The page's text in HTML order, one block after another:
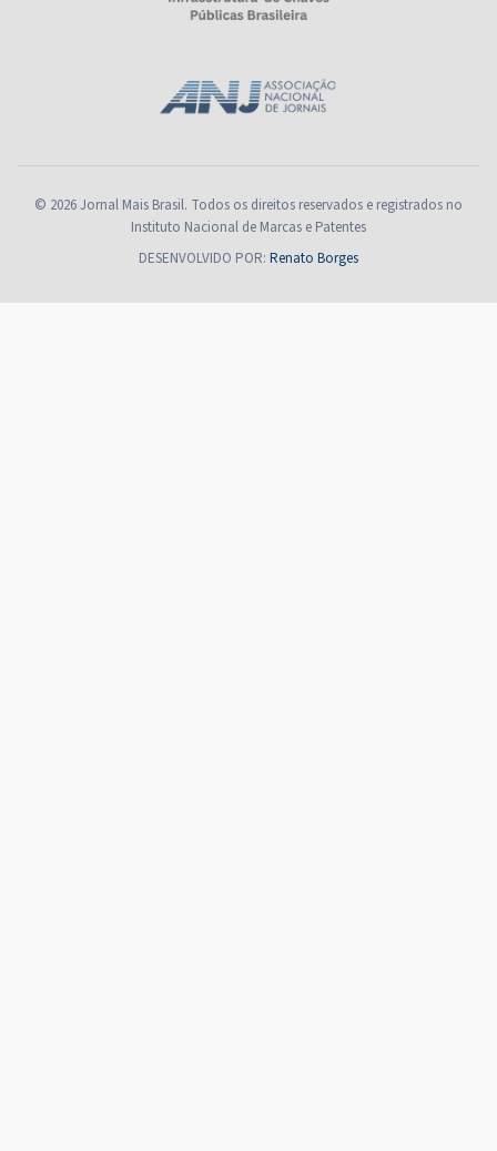
© 2026 Jornal Mais Brasil. Todos os direitos reservados e registrados no
Instituto Nacional de Marcas e Patentes
DESENVOLVIDO POR: Renato Borges